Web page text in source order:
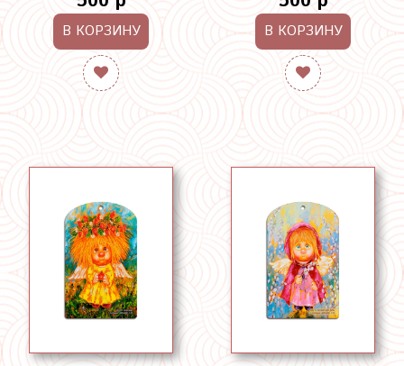
В КОРЗИНУ В КОРЗИНУ